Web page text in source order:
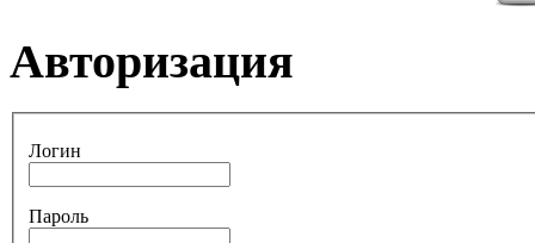
Авторизация
Логин
Пароль